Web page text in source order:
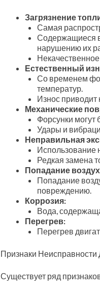
Загрязнение
Самая
Содержащиеся в
нарушению их
Естественный
Со временем
температур.
Износ
Механические
Форсунки
Удары и
Неправильная
Использование
Редкая замена
Попадание
Попадание
повреждению.
Коррозия:
Вода,
Перегрев:
Перегрев
Признаки
Существует ряд